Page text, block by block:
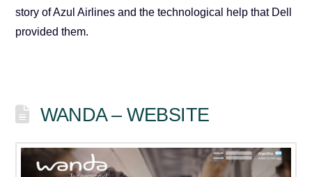
story of Azul Airlines and the technological help that Dell
provided them.
WANDA – WEBSITE